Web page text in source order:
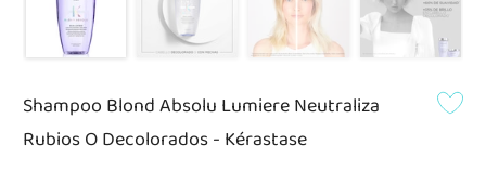
Shampoo Blond Absolu Lumiere Neutraliza
Rubios O Decolorados - Kérastase